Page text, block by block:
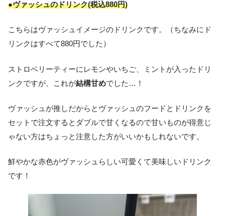
●ヴァッシュのドリンク(税込880円)
こちらはヴァッシュイメージのドリンクです。（ちなみにド
リンクはすべて880円でした）
ストロベリーティーにレモンやいちご、ミントが入ったドリ
ンクですが、これが結構甘めでした…！
ヴァッシュが推しだからとヴァッシュのフードとドリンクを
セットで注文するとダブルで甘くなるので甘いものが得意じ
ゃない方はちょっと注意した方がいいかもしれないです。
鮮やかな赤色がヴァッシュらしい可愛くて美味しいドリンク
です！